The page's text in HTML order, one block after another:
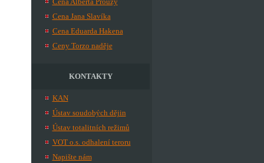
Cena Jana Slavíka
Cena Eduarda Hakena
Ceny Torzo naděje
KONTAKTY
KAN
Ústav soudobých dějin
Ústav totalitních režimů
VOT o.s. odhalení teroru
Napište nám